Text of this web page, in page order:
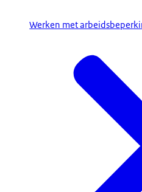
Werken met